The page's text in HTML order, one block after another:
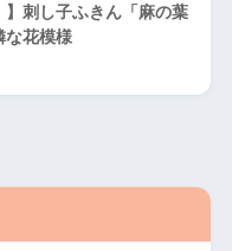
】刺し子ふきん「麻の葉
な花模様